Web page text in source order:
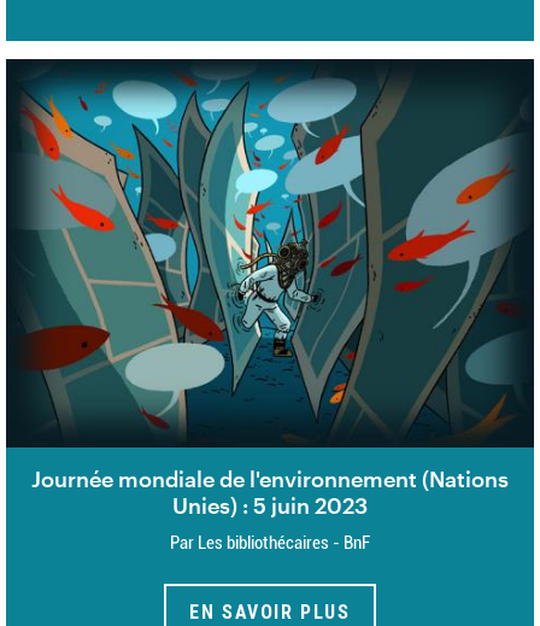
Journée mondiale de l'environnement (Nations
Unies) : 5 juin 2023
Par Les bibliothécaires - BnF
EN SAVOIR PLUS